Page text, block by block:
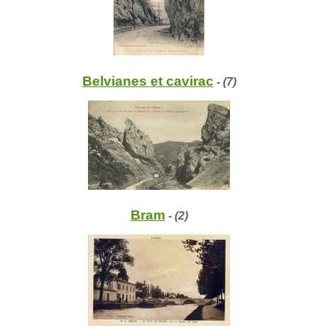
Belvianes et cavirac - (7)
Bram - (2)